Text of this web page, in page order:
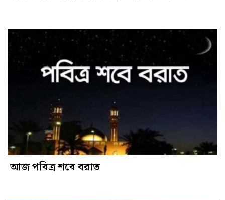
আজ পবিত্র শবে বরাত